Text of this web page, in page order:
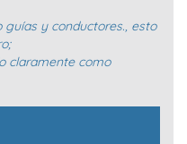
y conductores., esto
claramente como